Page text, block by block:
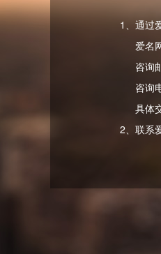
1、通过
爱名
咨询
咨询
具体
2、联系